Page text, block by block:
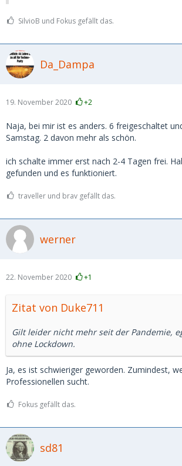
SilvioB und Fokus gefällt das.
Da_Dampa
19. November 2020 +2
Naja, bei mir ist es anders. 6 freigeschaltet
Samstag. 2 davon mehr als schön.
ich schalte immer erst nach 2-4 Tagen frei.
gefunden und es funktioniert.
traveller und brav gefällt das.
werner
22. November 2020 +1
Zitat von Duke711
Gilt leider nicht mehr seit der Pandemie,
ohne Lockdown.
Ja, es ist schwieriger geworden. Zumindest,
Professionellen sucht.
Fokus gefällt das.
sd81